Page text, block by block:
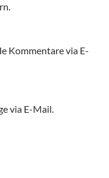
Kommentare via E-
via E-Mail.